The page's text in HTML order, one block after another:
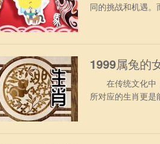
同的挑战和机遇
1999属兔的
在传统文化中，
所对应的生肖更